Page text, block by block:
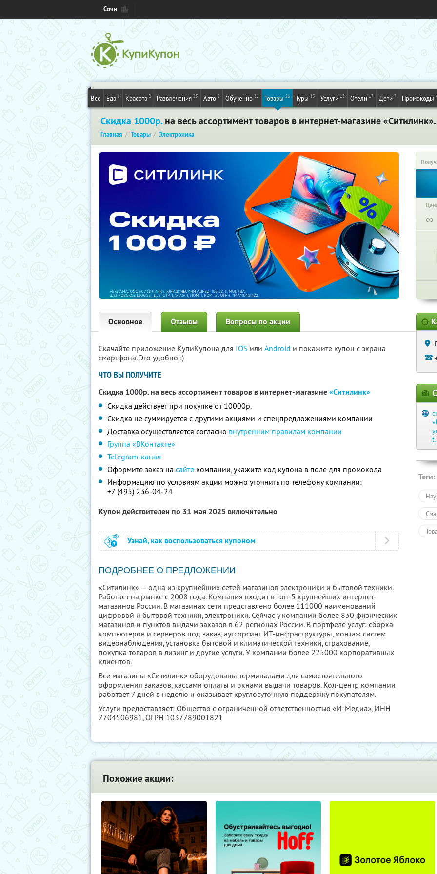
Сочи
Все Еда 6 Красота 2 Развлечения 25 Авто 2 Обучение 31 Товары 26 Туры 13 Услуги 13 Отели 17 Дети 7 Промокоды
Скидка 1000р. на весь ассортимент товаров в интернет-магазине
Главная Товары Электроника
∞
Основное Отзывы Вопросы по акции
Скачайте приложение КупиКупона для IOS или Android и покажите купон с экрана
смартфона. Это удобно :)
ЧТО ВЫ ПОЛУЧИТЕ
Скидка 1000р. на весь ассортимент товаров в интернет-магазине«Ситилинк»
Скидка действует при покупке от 10000р.
Скидка не суммируется с другими акциями и спецпредложениями компании
Доставка осуществляется согласно внутренним правилам компании
Группа «ВКонтакте»
Telegram-канал
Оформите заказ на сайте компании, укажите код купона в поле для промокода
Информацию по условиям акции можно уточнить по телефону компании:
+7 (495) 236-04-24
Купон действителен по 31 мая 2025 включительно
Узнай, как воспользоваться купоном
ПОДРОБНЕЕ О ПРЕДЛОЖЕНИИ
«Ситилинк» — одна из крупнейших сетей магазинов электроники и бытовой техники.
Работает на рынке с 2008 года. Компания входит в топ-5 крупнейших интернет-
магазинов России. В магазинах сети представлено более 111000 наименований
цифровой и бытовой техники, электроники. Сейчас у компании более 830 физических
магазинов и пунктов выдачи заказов в 62 регионах России. В портфеле услуг: сборка
компьютеров и серверов под заказ, аутсорсинг ИТ-инфраструктуры, монтаж систем
видеонаблюдения, установка бытовой и климатической техники, страхование,
покупка товаров в лизинг и другие услуги. У компании более 225000 корпоративных
клиентов.
Все магазины «Ситилинк» оборудованы терминалами для самостоятельного
оформления заказов, кассами оплаты и окнами выдачи товаров. Кол-центр компании
работает 7 дней в неделю и оказывает круглосуточную поддержку покупателям.
Услуги предоставляет: Общество с ограниченной ответственностью «И-Медиа», ИНН
7704506981, ОГРН 1037789001821
Теги:
Похожие акции: